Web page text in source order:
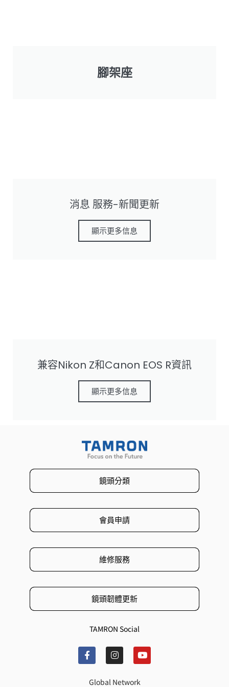
腳架座
消息 服務-新聞更新
顯示更多信息
兼容Nikon Z和Canon EOS R資訊
顯示更多信息
鏡頭分類
會員申請
維修服務
鏡頭韌體更新
TAMRON Social
Global Network